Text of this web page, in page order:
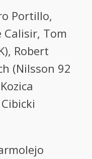
Portillo,
Calisir, Tom
Robert
(Nilsson 92